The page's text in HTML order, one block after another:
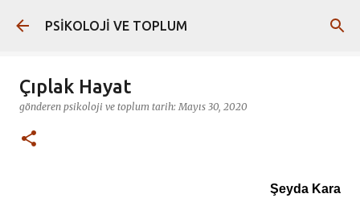
Ana içeriğe atla
PSİKOLOJİ VE TOPLUM
Çıplak Hayat
gönderen psikoloji ve toplum tarih:Mayıs 30, 2020
Şeyda Kara